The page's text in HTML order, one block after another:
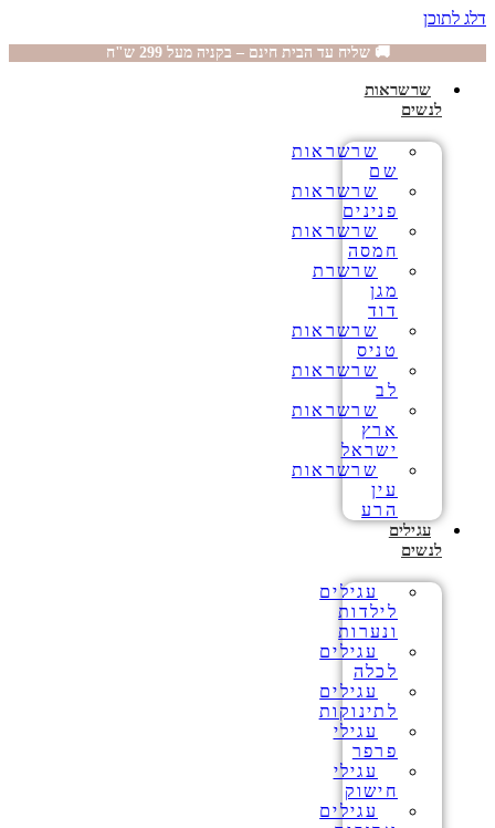
דלג לתוכן
🚚 שליח עד הבית חינם – בקניה מעל 299 ש"ח
שרשראות
לנשים
שרשראות
שם
שרשראות
פנינים
שרשראות
חמסה
שרשרת
מגן
דוד
שרשראות
טניס
שרשראות
לב
שרשראות
ארץ
ישראל
שרשראות
עין
הרע
עגילים
לנשים
עגילים
לילדות
ונערות
עגילים
לכלה
עגילים
לתינוקות
עגילי
פרפר
עגילי
חישוק
עגילים